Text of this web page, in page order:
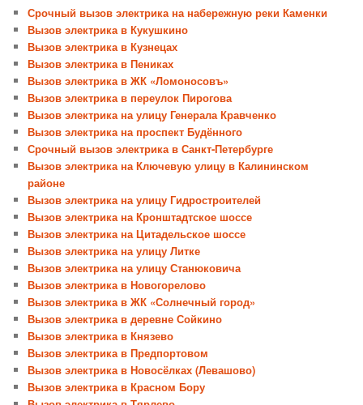
Срочный вызов электрика на набережную реки Каменки
Вызов электрика в Кукушкино
Вызов электрика в Кузнецах
Вызов электрика в Пениках
Вызов электрика в ЖК «Ломоносовъ»
Вызов электрика в переулок Пирогова
Вызов электрика на улицу Генерала Кравченко
Вызов электрика на проспект Будённого
Срочный вызов электрика в Санкт-Петербурге
Вызов электрика на Ключевую улицу в Калининском
районе
Вызов электрика на улицу Гидростроителей
Вызов электрика на Кронштадтское шоссе
Вызов электрика на Цитадельское шоссе
Вызов электрика на улицу Литке
Вызов электрика на улицу Станюковича
Вызов электрика в Новогорелово
Вызов электрика в ЖК «Солнечный город»
Вызов электрика в деревне Сойкино
Вызов электрика в Князево
Вызов электрика в Предпортовом
Вызов электрика в Новосёлках (Левашово)
Вызов электрика в Красном Бору